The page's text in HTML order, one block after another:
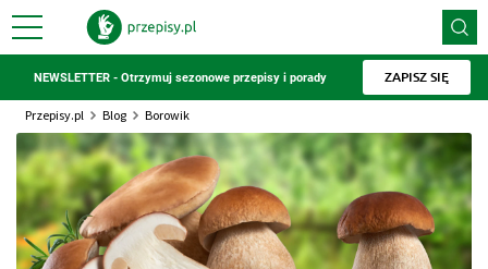
NEWSLETTER - Otrzymuj sezonowe przepisy i porady ZAPISZ SIĘ
Przepisy.pl Blog Borowik